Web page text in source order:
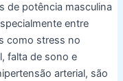
de potência masculina
entre
como stress no
falta de sono e
arterial, são